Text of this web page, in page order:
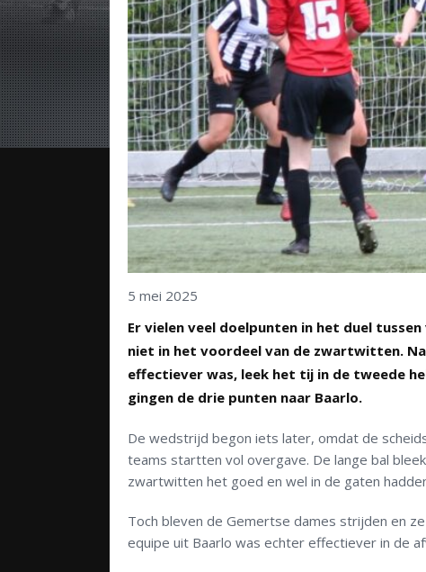
5 mei 2025
Er vielen veel doelpunten in het duel
niet in het voordeel van de zwartwitten.
effectiever was, leek het tij in de tweede
gingen de drie punten naar Baarlo.
De wedstrijd begon iets later, omdat de
teams startten vol overgave. De lange bal
zwartwitten het goed en wel in de gaten
Toch bleven de Gemertse dames strijden en
equipe uit Baarlo was echter effectiever in de